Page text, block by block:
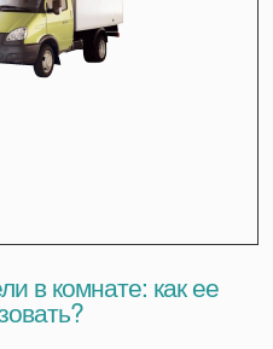
в комнате: как ее